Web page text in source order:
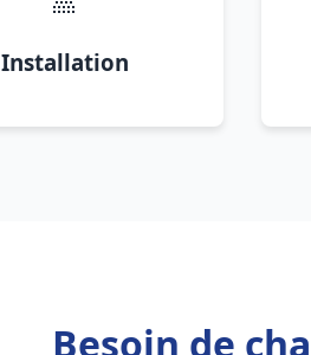
Installation
Besoin de